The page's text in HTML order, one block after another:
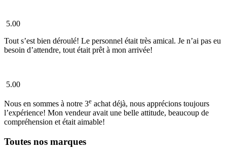
5.00
Tout s’est bien déroulé! Le personnel était très amical. Je n’ai pas eu
besoin d’attendre, tout était prêt à mon arrivée!
5.00
Nous en sommes à notre 3e achat déjà, nous apprécions toujours
l’expérience! Mon vendeur avait une belle attitude, beaucoup de
compréhension et était aimable!
Toutes nos marques